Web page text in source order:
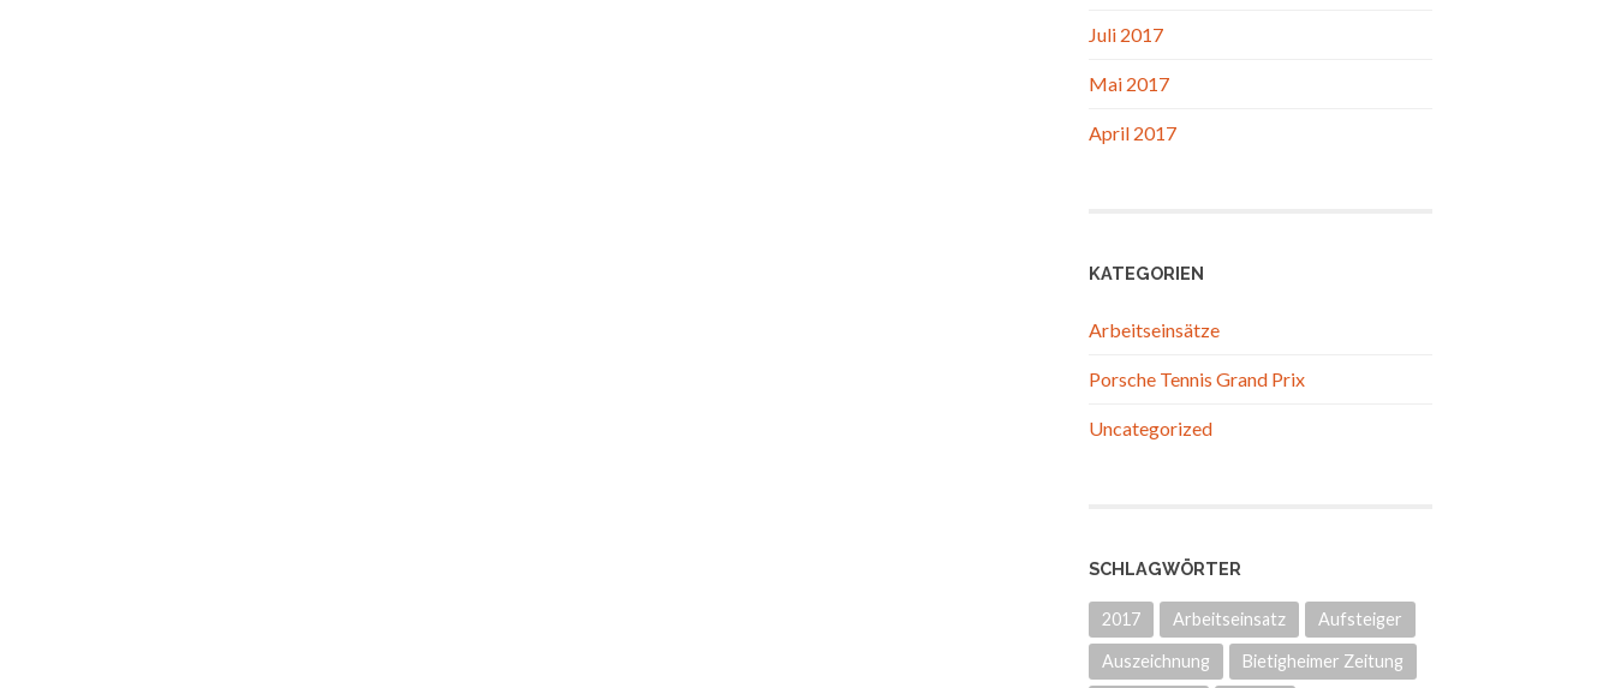
Juli 2017
Mai 2017
April 2017
KATEGORIEN
Arbeitseinsätze
Porsche Tennis Grand Prix
Uncategorized
SCHLAGWÖRTER
2017 Arbeitseinsatz Aufsteiger
Auszeichnung Bietigheimer Zeitung